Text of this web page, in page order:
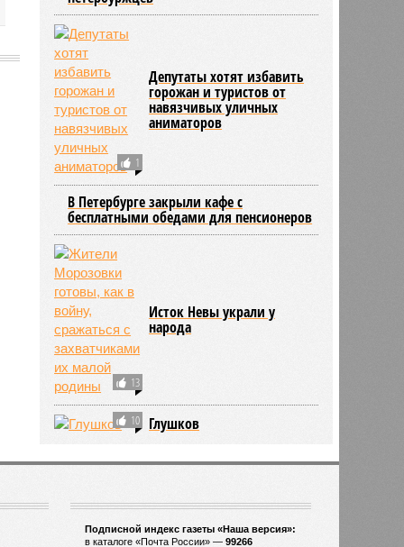
1
Депутаты хотят избавить
горожан и туристов от
навязчивых уличных
аниматоров
В Петербурге закрыли кафе с
бесплатными обедами для пенсионеров
13
Исток Невы украли у
народа
10 Глушков